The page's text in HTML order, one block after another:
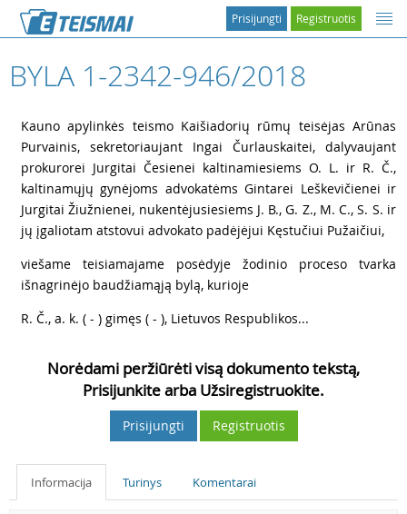
Registruotis
Prisijungti
BYLA 1-2342-946/2018
Kauno apylinkės teismo Kaišiadorių rūmų teisėjas Arūnas
Purvainis, sekretoriaujant Ingai Čurlauskaitei, dalyvaujant
prokurorei Jurgitai Česienei kaltinamiesiems O. L. ir R. Č.,
kaltinamųjų gynėjoms advokatėms Gintarei Leškevičienei ir
Jurgitai Žiužnienei, nukentėjusiesiems J. B., G. Z., M. C., S. S. ir
jų įgaliotam atstovui advokato padėjėjui Kęstučiui Pužaičiui,
viešame teisiamajame posėdyje žodinio proceso tvarka
išnagrinėjo baudžiamąją bylą, kurioje
R. Č., a. k. ( - ) gimęs ( - ), Lietuvos Respublikos...
Norėdami peržiūrėti visą dokumento tekstą,
Prisijunkite arba Užsiregistruokite.
Prisijungti Registruotis
Informacija Turinys Komentarai